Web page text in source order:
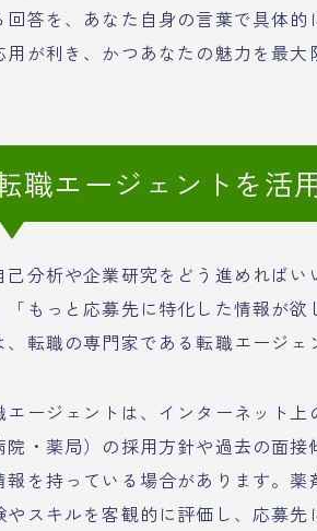
回答を、あなた自身の言葉で具体
用が利き、かつあなたの魅力を最
職エージェントを活
己分析や企業研究をどう進めれば
「もっと応募先に特化した情報が
、転職の専門家である転職エージェ
エージェントは、インターネット
院・薬局）の採用方針や過去の面
報を持っている場合があります。
やスキルを客観的に評価し、応募